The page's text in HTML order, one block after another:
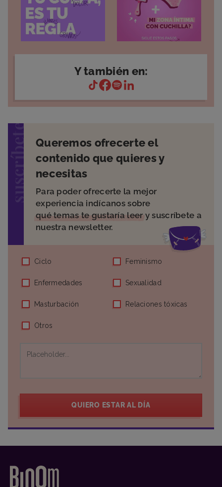
Y también en:
Queremos ofrecerte el
contenido que quieres y
necesitas
Para poder ofrecerte la mejor
experiencia indícanos sobre
qué temas te gustaría leer y suscríbete a
nuestra newsletter.
Ciclo Feminismo
Enfermedades Sexualidad
Masturbación Relaciones tóxicas
Otros
QUIERO ESTAR AL DÍA